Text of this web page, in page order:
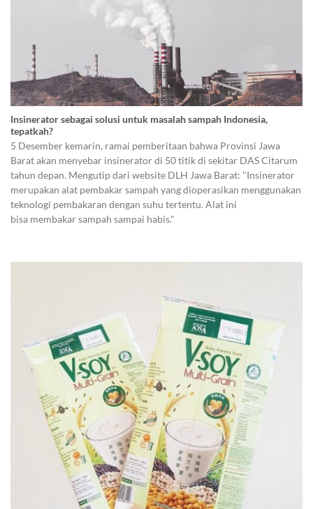
Insinerator sebagai solusi untuk masalah sampah Indonesia,
tepatkah?
5 Desember kemarin, ramai pemberitaan bahwa Provinsi Jawa
Barat akan menyebar insinerator di 50 titik di sekitar DAS Citarum
tahun depan. Mengutip dari website DLH Jawa Barat: "Insinerator
merupakan alat pembakar sampah yang dioperasikan menggunakan
teknologi pembakaran dengan suhu tertentu. Alat ini
bisa membakar sampah sampai habis."